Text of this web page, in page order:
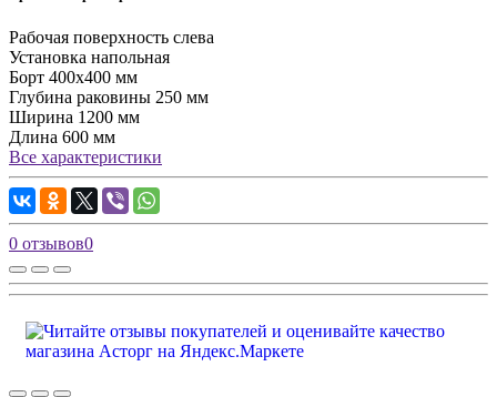
Рабочая поверхность слева
Установка напольная
Борт 400х400 мм
Глубина раковины 250 мм
Ширина 1200 мм
Длина 600 мм
Все характеристики
0 отзывов0